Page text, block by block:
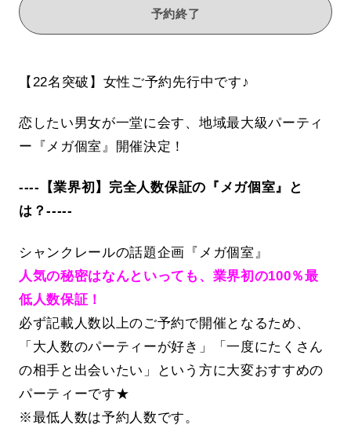
予約終了
【22名突破】女性ご予約先行中です♪
恋したい男女が一堂に会す、地域最大級パーティ
ー『メガ個室』開催決定！
----【業界初】完全人数保証の『メガ個室』と
は？-----
シャンクレールの話題企画『メガ個室』
人気の秘密はなんといっても、業界初の100％最
低人数保証！
必ず記載人数以上のご予約で開催となるため、
「大人数のパーティーが好き」「一度にたくさん
の相手と出会いたい」という方に大変おすすめの
パーティーです★
※最低人数は予約人数です。